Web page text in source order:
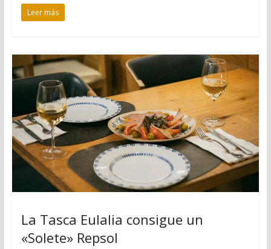
Leer más
La Tasca Eulalia consigue un
«Solete» Repsol